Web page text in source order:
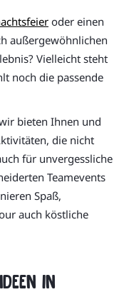
oder einen
außergewöhnlichen
Vielleicht steht
noch die passende
bieten Ihnen und
die nicht
für unvergessliche
Teamevents
Spaß,
auch köstliche
in